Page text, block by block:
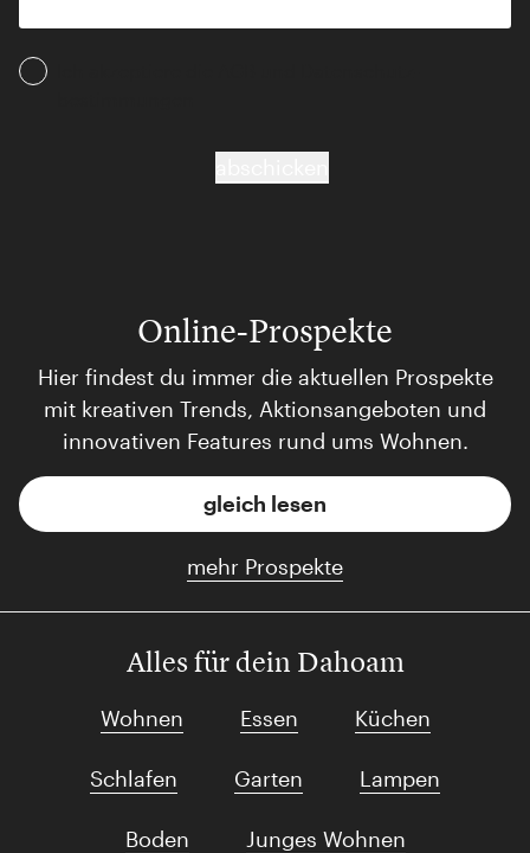
Online-Prospekte
Hier findest du immer die aktuellen Prospekte
mit kreativen Trends, Aktionsangeboten und
innovativen Features rund ums Wohnen.
gleich lesen
mehr Prospekte
Alles für dein Dahoam
Wohnen Essen Küchen
Schlafen Garten Lampen
Boden Junges Wohnen